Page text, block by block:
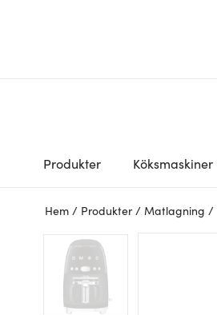
Produkter Köksmaskiner
Hem / Produkter / Matlagning /